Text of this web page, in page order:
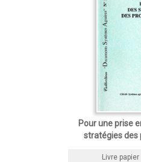
Pour une prise
stratégies des
Livre papier